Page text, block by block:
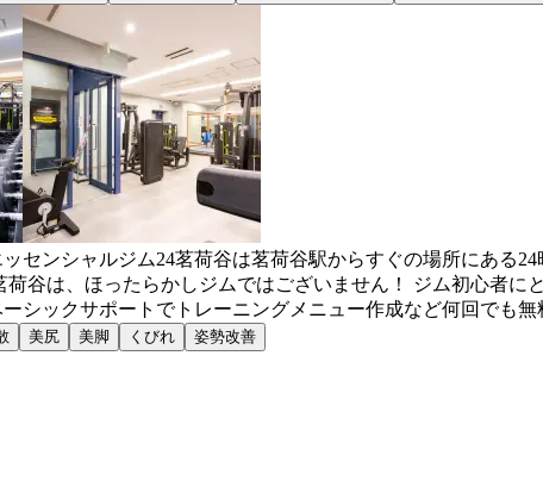
センシャルジム24茗荷谷は茗荷谷駅からすぐの場所にある
谷は、ほったらかしジムではございません！ ジム初心者
シックサポートでトレーニングメニュー作成など何回でも無
美尻 美脚 くびれ 姿勢改善